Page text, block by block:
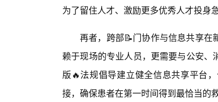
为了留住人才、激励更多优秀人才投身
再者，跨部📝门协作与信息共享在
赖于现场的专业人员，更需要与公安
版🔥法规倡导建立健全信息共享平台
接，确保患者在第一时间得到最恰当的